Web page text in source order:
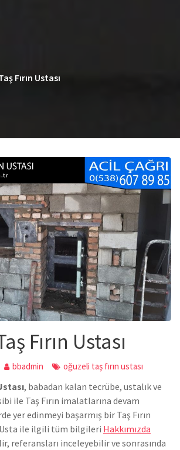
Fırın Ustası
Fırın Ustası
bbadmin oğuzeli taş fırın ustası
, babadan kalan tecrübe, ustalık ve
ile Taş Fırın imalatlarına devam
yer edinmeyi başarmış bir Taş Fırın
Usta ile ilgili tüm bilgileri Hakkımızda
referansları inceleyebilir ve sonrasında